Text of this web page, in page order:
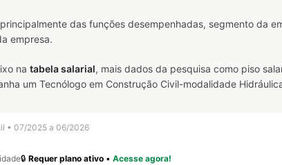
das funções desempenhadas, segmento da
empresa.
na tabela salarial, mais dados da pesquisa como piso
um Tecnólogo em Construção Civil-modalidade
• 07/2025 a 06/2026
🔒 Requer plano ativo • Acesse agora!